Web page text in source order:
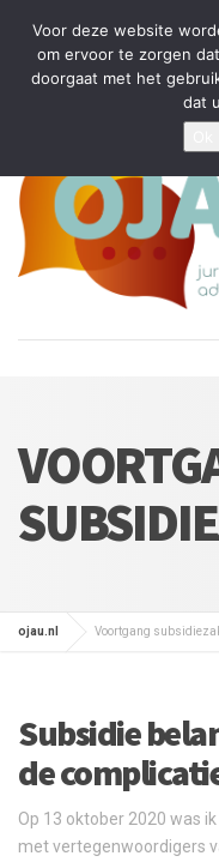
Tijdelijke stop: wegens
en
Algemene
ojau.nl Voortgang
Subsidie
de
Op 13 oktober 2020 was
met vertegenwoordigers
Voor deze website
om ervoor te zorgen
doorgaat met het
dat